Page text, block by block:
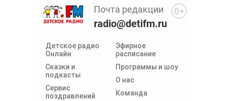
Детское радио
Онлайн
Сказки и
подкасты
Сервис
поздравлений
Эфирное
расписание
Программы и шоу
О нас
Команда
Почта редакции
radio@detifm.ru
0+